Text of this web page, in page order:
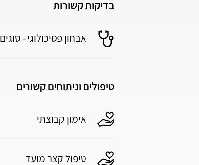
בדיקות קשורות
אבחון פסיכולוגי - סוגים
טיפולים וניתוחים קשורים
אימון קבוצתי
טיפול קצר מועד